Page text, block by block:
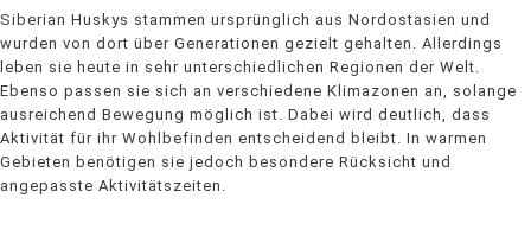
Siberian Huskys stammen ursprünglich aus Nordostasien und
wurden von dort über Generationen gezielt gehalten. Allerdings
leben sie heute in sehr unterschiedlichen Regionen der Welt.
Ebenso passen sie sich an verschiedene Klimazonen an, solange
ausreichend Bewegung möglich ist. Dabei wird deutlich, dass
Aktivität für ihr Wohlbefinden entscheidend bleibt. In warmen
Gebieten benötigen sie jedoch besondere Rücksicht und
angepasste Aktivitätszeiten.